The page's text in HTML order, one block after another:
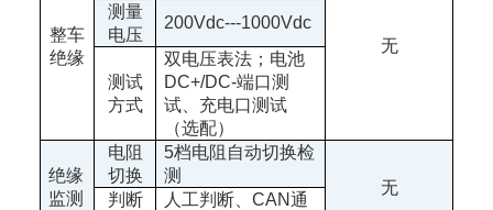
整车
绝缘
无
测量
电压
200Vdc---1000Vdc
测试
方式
双电压表法；电池
DC+/DC-端口测
试、充电口测试
（选配）
绝缘
监测
电阻
切换
5档电阻自动切换检
测
无
判断
人工判断、 CAN通